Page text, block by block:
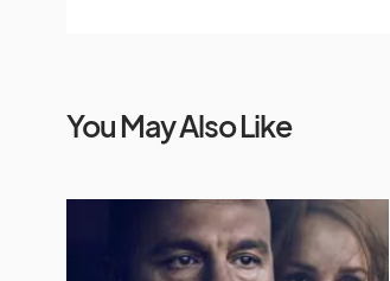
You May Also Like